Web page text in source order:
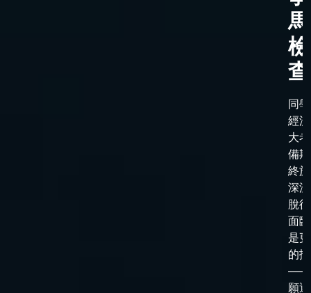
檢
同
經
大
備
終
深
脫
面
是
的
——
願選